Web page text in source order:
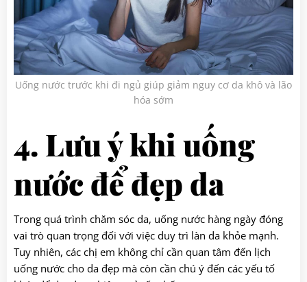
Uống nước trước khi đi ngủ giúp giảm nguy cơ da khô và lão
hóa sớm
4. Lưu ý khi uống
nước để đẹp da
Trong quá trình chăm sóc da, uống nước hàng ngày đóng
vai trò quan trọng đối với việc duy trì làn da khỏe mạnh.
Tuy nhiên, các chị em không chỉ cần quan tâm đến lịch
uống nước cho da đẹp mà còn cần chú ý đến các yếu tố